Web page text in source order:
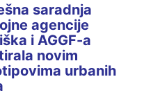
saradnja
agencije
i AGGF-a
novim
urbanih